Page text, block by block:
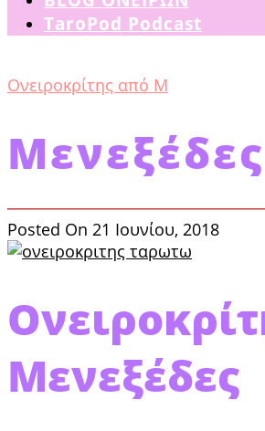
TaroPod Podcast
Ονειροκρίτης από Μ
Μενεξέδες
Posted On 21 Ιουνίου, 2018
Μενεξέδες